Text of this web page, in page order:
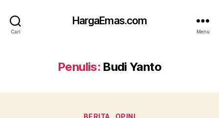
Cari
HargaEmas.com
Menu
Penulis: Budi Yanto
Kategori
BERITA OPINI